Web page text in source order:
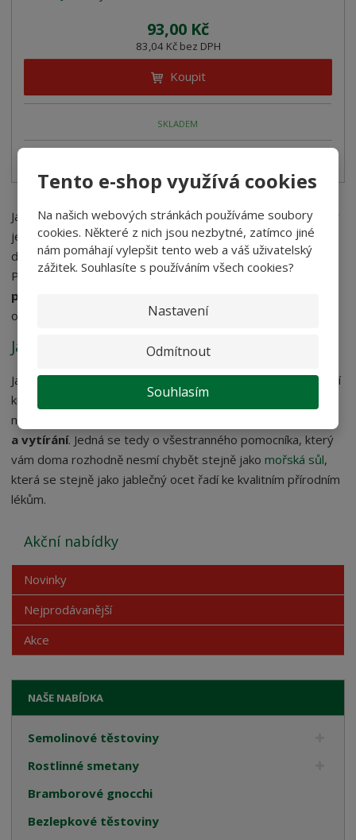
Tento e-shop využívá cookies
Na našich webových stránkách používáme soubory
cookies. Některé z nich jsou nezbytné, zatímco jiné
nám pomáhají vylepšit tento web a váš uživatelský
zážitek. Souhlasíte s používáním všech cookies?
Nastavení
Odmítnout
Souhlasím
93,00 Kč
83,04 Kč bez DPH
Koupit
SKLADEM
Jablečný ocet rozhodně nepatří pouze a jen do kuchyně. Díky
jeho vlastnostem jej využijetei v koupelně. Jedná se
doslova o přírodní balzám vhodný pro pokožku celého těla.
Přírodní jablečný ocet při správném dávkovánívyrovnává
pH vaší pokožky
opalování, kdy zbaví kůži napětí.
Jablečný ocet jako dezinfekční prostředek
Jablečný ocet se skvěle hodí jakočisticí prostředekdo vaší
kuchyně. Dá se použít jako náhrada za mycí tablety v myčce
na nádobí či jako prostředek vhodný
a vytírání. Jedná se tedy o všestranného pomocníka, který
vám doma rozhodně nesmí chybět stejně jakomořská sůl,
která se stejně jako jablečný ocet řadí ke kvalitním přírodním
lékům.
NAŠE NABÍDKA
Semolinové těstoviny
Rostlinné smetany
Bramborové gnocchi
Bezlepkové těstoviny
Akční nabídky
Novinky
Nejprodávanější
Akce